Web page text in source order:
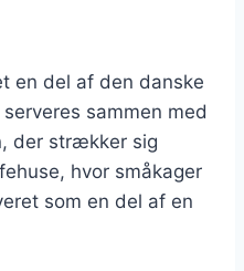
en del af den danske
sammen med
der strækker sig
hvor småkager
som en del af en